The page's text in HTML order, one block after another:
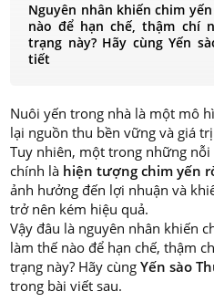
Nguyên nhân khiến chim
nào để hạn chế, thậm chí
trạng này? Hãy cùng Yến
tiết
Nuôi yến trong nhà là một mô
lại nguồn thu bền vững và giá
Tuy nhiên, một trong những
chính là hiện tượng chim yến
ảnh hưởng đến lợi nhuận và
trở nên kém hiệu quả.
Vậy đâu là nguyên nhân khiến
làm thế nào để hạn chế, thậm
trạng này? Hãy cùngYến sào
trong bài viết sau.